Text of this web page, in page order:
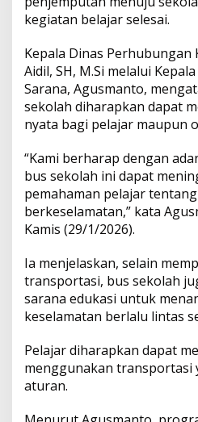
b
a
t
a
n
S
s
w
kegiatan belajar selesai.
Kepala Dinas Perhubungan
Aidil, SH, M.Si melalui
Sarana, Agusmanto,
sekolah diharapkan dapat
nyata bagi pelajar maupun
“Kami berharap dengan
bus sekolah ini dapat
pemahaman pelajar
berkeselamatan,” kata
Kamis (29/1/2026).
Ia menjelaskan, selain
transportasi, bus sekolah
sarana edukasi untuk
keselamatan berlalu lintas
Pelajar diharapkan dapat
menggunakan transportasi
aturan.